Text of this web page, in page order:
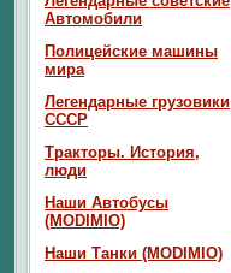
Автомобили
Полицейские машины
мира
Легендарные грузовики
СССР
Тракторы. История,
люди
Наши Автобусы
(MODIMIO)
Наши Танки (MODIMIO)